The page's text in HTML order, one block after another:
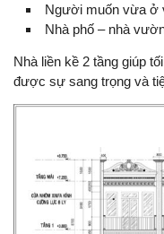
Người muốn vừa ở
Nhà phố – nhà
Nhà liền kề 2 tầng giúp
được sự sang trọng và